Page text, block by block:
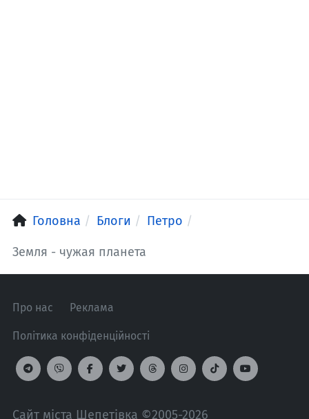
Головна Блоги Петро
Земля - чужая планета
Про нас Реклама
Політика конфіденційності
Сайт міста Шепетівка ©2005-2026